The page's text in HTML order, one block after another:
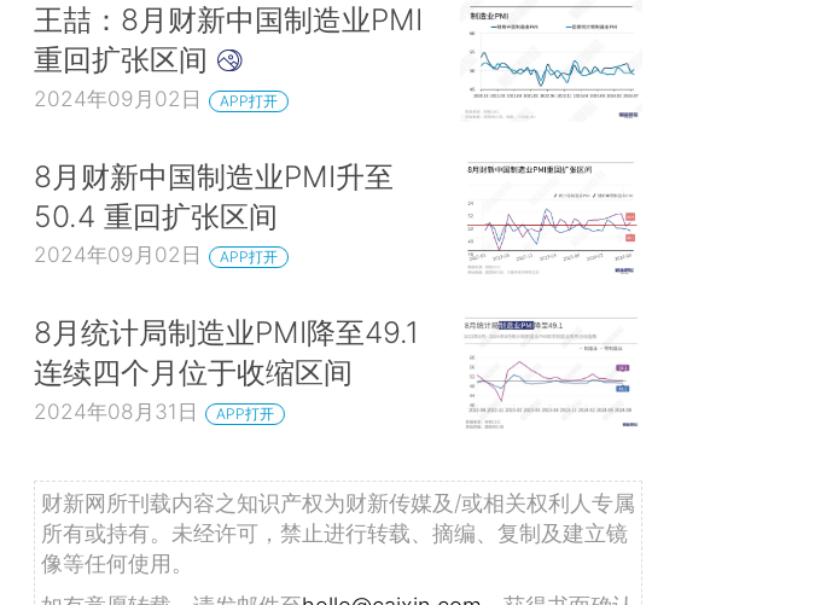
王喆：8月财新中国制造业PMI
重回扩张区间
2024年09月02日 APP打开
8月财新中国制造业PMI升至
50.4 重回扩张区间
2024年09月02日 APP打开
8月统计局制造业PMI降至49.1
连续四个月位于收缩区间
2024年08月31日 APP打开
财新网所刊载内容之知识产权为财新传媒及/或相关权利人专属
所有或持有。未经许可，禁止进行转载、摘编、复制及建立镜
像等任何使用。